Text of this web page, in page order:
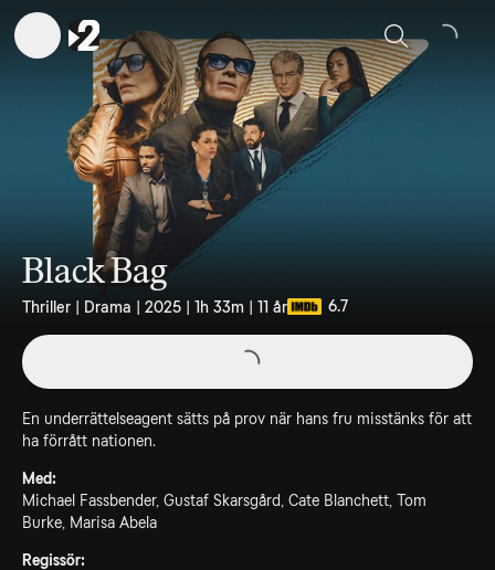
Sök
Black Bag
Thriller | Drama | 2025 | 1h 33m | 11 år 6.7
En underrättelseagent sätts på prov när hans fru misstänks för att
ha förrått nationen.
Med:
Michael Fassbender, Gustaf Skarsgård, Cate Blanchett, Tom
Burke, Marisa Abela
Regissör: